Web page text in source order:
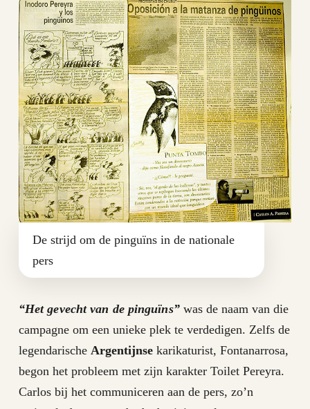
De strijd om de pinguïns in de nationale
pers
“Het gevecht van de pinguïns”was de naam van die
campagne om een unieke plek te verdedigen. Zelfs de
legendarische Argentijnsekarikaturist, Fontanarrosa,
begon het probleem met zijn karakter Toilet Pereyra.
Carlos bij het communiceren aan de pers, zo’n